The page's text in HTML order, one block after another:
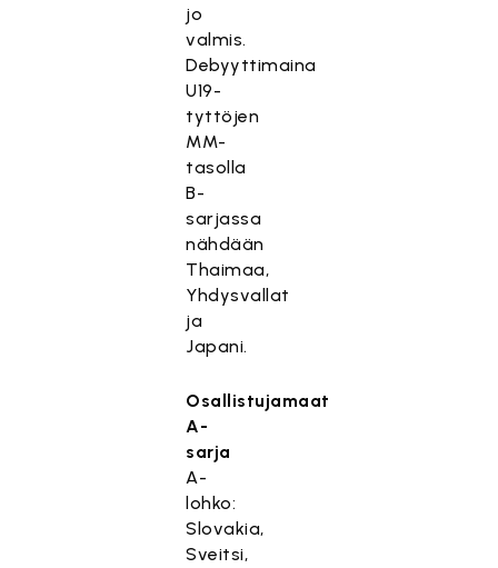
jo
valmis.
Debyyttimaina
U19-
tyttöjen
MM-
tasolla
B-
sarjassa
nähdään
Thaimaa,
Yhdysvallat
ja
Japani.
Osallistujamaat
A-
sarja
A-
lohko:
Slovakia,
Sveitsi,